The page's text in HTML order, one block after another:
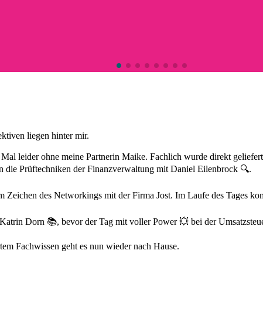
liegen hinter mir.
leider ohne meine Partnerin Maike. Fachlich wurde direkt
Prüftechniken der Finanzverwaltung mit Daniel Eilenbrock 🔍.
des Networkings mit der Firma Jost. Im Laufe des Tages
Dorn 📚, bevor der Tag mit voller Power 💥 bei der
Fachwissen geht es nun wieder nach Hause.